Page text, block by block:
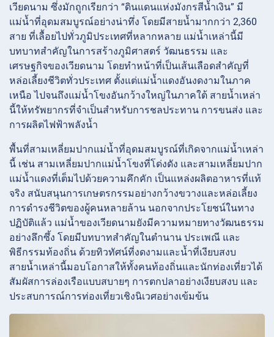
เวียดนาม ซึ่งมักถูกเรียกว่า “ดินแดนแห่งมังกรสีน้ำเงิน” มี
แม่น้ำที่อุดมสมบูรณ์อย่างน่าทึ่ง โดยมีสายน้ำมากกว่า 2,360
สาย ที่เลื้อยไปทั่วภูมิประเทศที่หลากหลาย แม่น้ำเหล่านี้มี
บทบาทสำคัญในการสร้างภูมิศาสตร์ วัฒนธรรม และ
เศรษฐกิจของเวียดนาม โดยทำหน้าที่เป็นเส้นเลือดสำคัญที่
หล่อเลี้ยงชีวิตทั่วประเทศ ตั้งแต่แม่น้ำแดงอันงดงามในภาค
เหนือ ไปจนถึงแม่น้ำโขงอันกว้างใหญ่ในภาคใต้ สายน้ำเหล่า
นี้ให้ทรัพยากรที่จำเป็นสำหรับการชลประทาน การขนส่ง และ
การผลิตไฟฟ้าพลังน้ำ
พื้นที่สามเหลี่ยมปากแม่น้ำที่อุดมสมบูรณ์ที่เกิดจากแม่น้ำเหล่า
นี้ เช่น สามเหลี่ยมปากแม่น้ำโขงที่โด่งดัง และสามเหลี่ยมปาก
แม่น้ำแดงที่เต็มไปด้วยความคึกคัก เป็นแหล่งผลิตอาหารที่แท้
จริง สนับสนุนการเกษตรกรรมอย่างกว้างขวางและหล่อเลี้ยง
การดำรงชีวิตของผู้คนหลายล้าน นอกจากประโยชน์ในทาง
ปฏิบัติแล้ว แม่น้ำของเวียดนามยังมีความหมายทางวัฒนธรรม
อย่างลึกซึ้ง โดยมีบทบาทสำคัญในตำนาน ประเพณี และ
พิธีกรรมท้องถิ่น ด้วยทิวทัศน์ที่งดงามและน้ำที่เงียบสงบ
สายน้ำเหล่านี้มอบโอกาสให้ทั้งคนท้องถิ่นและนักท่องเที่ยวได้
สัมผัสการล่องเรือแบบสบายๆ การตกปลาอย่างเงียบสงบ และ
ประสบการณ์การท่องเที่ยวเชิงนิเวศอย่างเข้มข้น